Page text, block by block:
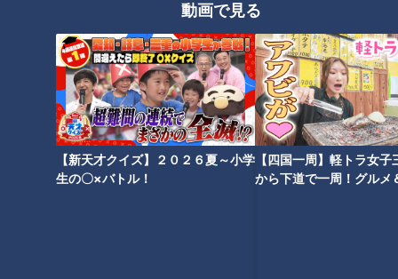
動画で見る
【新天才クイズ】２０２６夏～小学
生の〇×バトル！
【四国一周】軽トラ女子
から下道で一周！グルメ
最新話の見逃し配信はこちら
オススメ関連コンテンツ